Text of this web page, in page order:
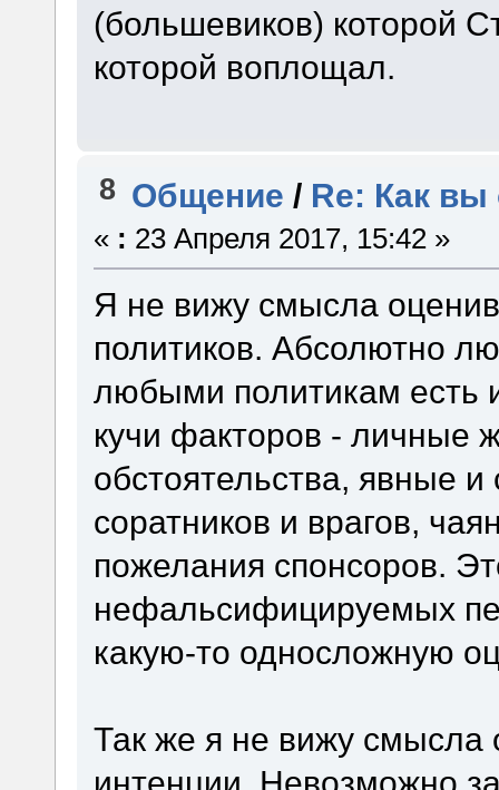
(большевиков) которой
которой воплощал.
8 Общение / Re: Как вы
« : 23 Апреля 2017, 15:42 »
Я не вижу смысла
политиков. Абсолютно
любыми политикам есть
кучи факторов - личные
обстоятельства, явные
соратников и врагов,
пожелания спонсоров.
нефальсифицируемых
какую-то односложную
Так же я не вижу смысла
интенции. Невозможно